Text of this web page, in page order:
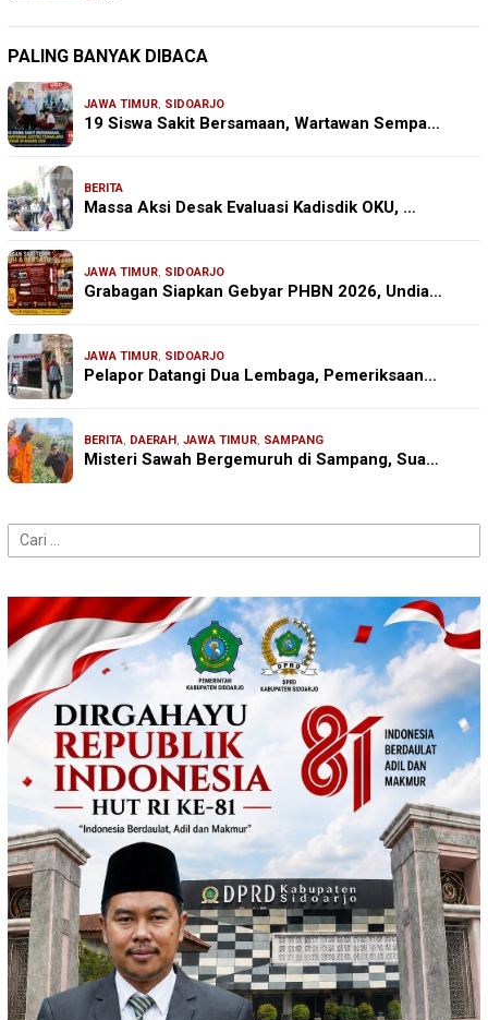
PALING BANYAK DIBACA
JAWA TIMUR, SIDOARJO
19 Siswa Sakit Bersamaan, Wartawan Sempa…
BERITA
Massa Aksi Desak Evaluasi Kadisdik OKU, …
JAWA TIMUR, SIDOARJO
Grabagan Siapkan Gebyar PHBN 2026, Undia…
JAWA TIMUR, SIDOARJO
Pelapor Datangi Dua Lembaga, Pemeriksaan…
BERITA, DAERAH, JAWA TIMUR, SAMPANG
Misteri Sawah Bergemuruh di Sampang, Sua…
Cari
untuk: